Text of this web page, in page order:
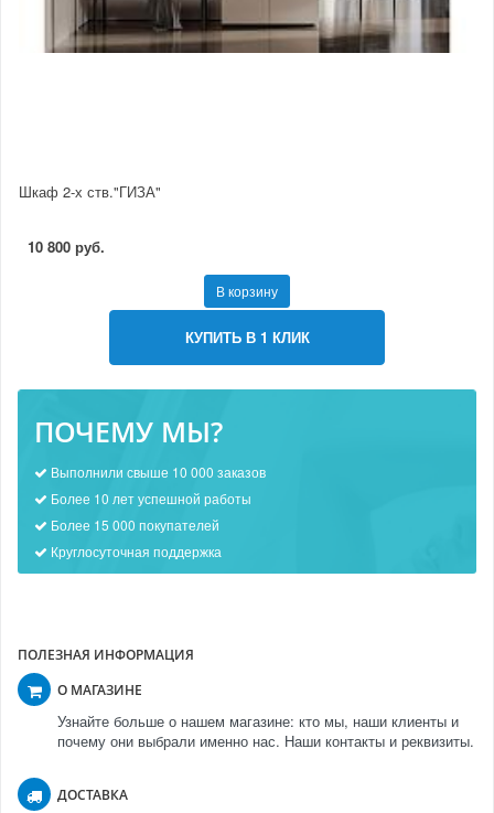
Шкаф 2-х ств."ГИЗА"
10 800 руб.
В корзину
КУПИТЬ В 1 КЛИК
ПОЧЕМУ МЫ?
Выполнили свыше 10 000 заказов
Более 10 лет успешной работы
Более 15 000 покупателей
Круглосуточная поддержка
ПОЛЕЗНАЯ ИНФОРМАЦИЯ
О МАГАЗИНЕ
Узнайте больше о нашем магазине: кто мы, наши клиенты и
почему они выбрали именно нас. Наши контакты и реквизиты.
ДОСТАВКА